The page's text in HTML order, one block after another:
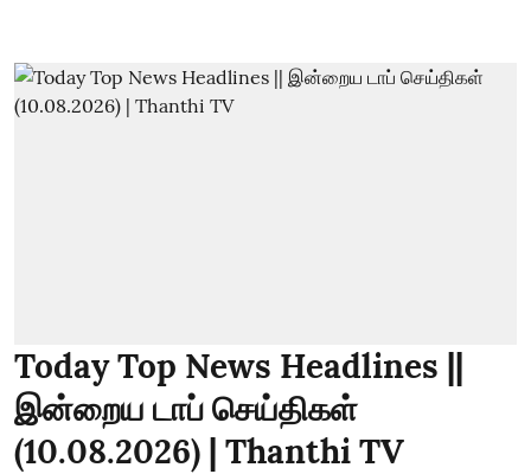
Today Top News Headlines ||
இன்றைய டாப் செய்திகள்
(10.08.2026) | Thanthi TV